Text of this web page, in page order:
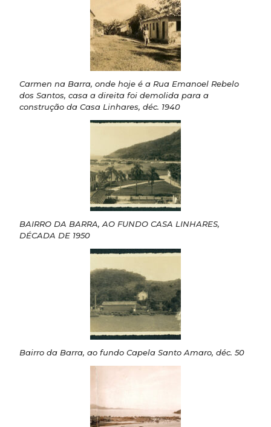
Carmen na Barra, onde hoje é a Rua Emanoel Rebelo
dos Santos, casa a direita foi demolida para a
construção da Casa Linhares, déc. 1940
BAIRRO DA BARRA, AO FUNDO CASA LINHARES,
DÉCADA DE 1950
Bairro da Barra, ao fundo Capela Santo Amaro, déc. 50